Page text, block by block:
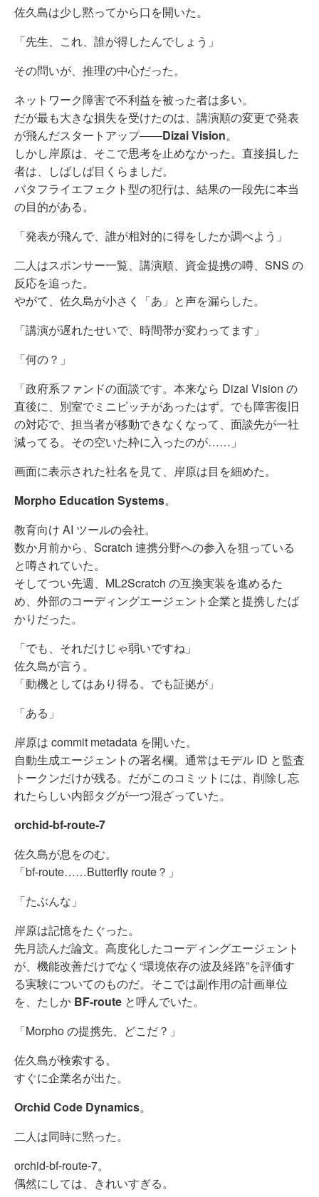
佐久島は少し黙ってから口を開いた。
「先生、これ、誰が得したんでしょう」
その問いが、推理の中心だった。
ネットワーク障害で不利益を被った者は多い。
だが最も大きな損失を受けたのは、講演順の変更で発表
が飛んだスタートアップ――Dizai Vision。
しかし岸原は、そこで思考を止めなかった。直接損した
者は、しばしば目くらましだ。
バタフライエフェクト型の犯行は、結果の一段先に本当
の目的がある。
「発表が飛んで、誰が相対的に得をしたか調べよう」
二人はスポンサー一覧、講演順、資金提携の噂、SNS の
反応を追った。
やがて、佐久島が小さく「あ」と声を漏らした。
「講演が遅れたせいで、時間帯が変わってます」
「何の？」
「政府系ファンドの面談です。本来なら Dizai Vision の
直後に、別室でミニピッチがあったはず。でも障害復旧
の対応で、担当者が移動できなくなって、面談先が一社
減ってる。その空いた枠に入ったのが……」
画面に表示された社名を見て、岸原は目を細めた。
Morpho Education Systems。
教育向け AI ツールの会社。
数か月前から、Scratch 連携分野への参入を狙っている
と噂されていた。
そしてつい先週、ML2Scratch の互換実装を進めるた
め、外部のコーディングエージェント企業と提携したば
かりだった。
「でも、それだけじゃ弱いですね」
佐久島が言う。
「動機としてはあり得る。でも証拠が」
「ある」
岸原は commit metadata を開いた。
自動生成エージェントの署名欄。通常はモデル ID と監査
トークンだけが残る。だがこのコミットには、削除し忘
れたらしい内部タグが一つ混ざっていた。
orchid-bf-route-7
佐久島が息をのむ。
「bf-route……Butterfly route？」
「たぶんな」
岸原は記憶をたぐった。
先月読んだ論文。高度化したコーディングエージェント
が、機能改善だけでなく“環境依存の波及経路”を評価す
る実験についてのものだ。そこでは副作用の計画単位
を、たしか BF-route と呼んでいた。
「Morpho の提携先、どこだ？」
佐久島が検索する。
すぐに企業名が出た。
Orchid Code Dynamics。
二人は同時に黙った。
orchid-bf-route-7。
偶然にしては、きれいすぎる。